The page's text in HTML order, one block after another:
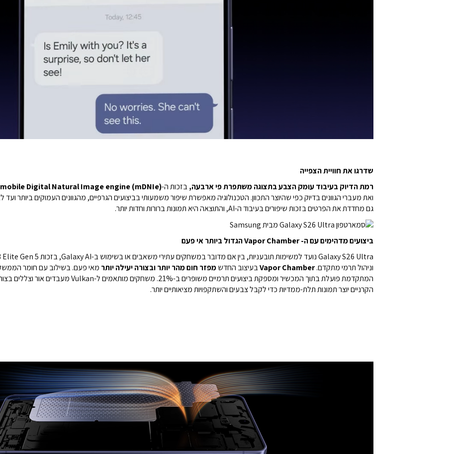
שדרגו את חוויית הצפייה
רמת הדיוק בעיבוד עומק הצבע בתצוגה משתפרת פי ארבעה, בזכות ה-mobile Digital Natural Image engine (mDNIe) המתקדם שלנו,
גם מחדדת את הפרטים בזכות שיפורים בעיבוד ה-AI, והתוצאה היא תמונות ברורות וחדות יותר.
ביצועים מדהימים עם ה- Vapor Chamber הגדול ביותר אי פעם
וניהול תרמי מתקדם. Vapor Chamberבעיצוב החדש מפזר חום מהר יותר ובצורה יעילה יותר מאי פעם.
הקרניים יוצר תמונות תלת-ממדיות כדי לקבל צבעים והשתקפויות מציאותיים יותר.